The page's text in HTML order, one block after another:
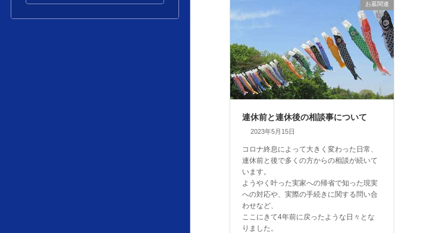
お墓関連
連休前と連休後の相談事について
2023年5月15日
コロナ終息によって大きく変わった日常、
連休前と後で多くの方からの相談が続いて
います。
ようやく叶った実家への帰省で知った現実
への対応や、実際の手続きに関する問い合
わせなど、
ここにきて4年前に戻ったような日々とな
りました。